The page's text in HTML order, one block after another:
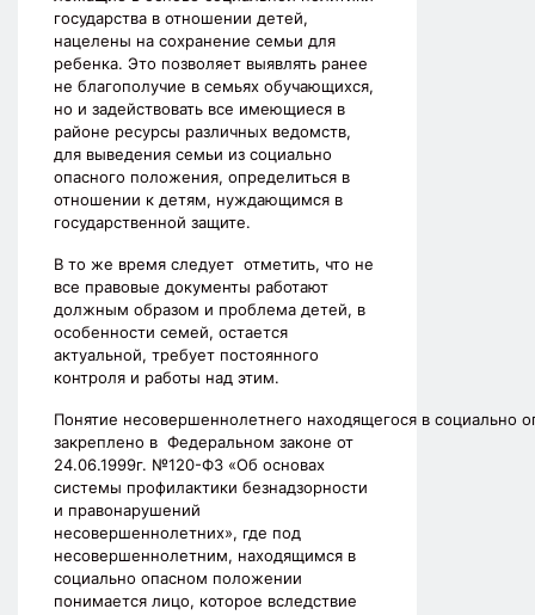
государства в отношении детей,
нацелены на сохранение семьи для
ребенка. Это позволяет выявлять ранее
не благополучие в семьях обучающихся,
но и задействовать все имеющиеся в
районе ресурсы различных ведомств,
для выведения семьи из социально
опасного положения, определиться в
отношении к детям, нуждающимся в
государственной защите.
В то же время следует отметить, что не
все правовые документы работают
должным образом и проблема детей, в
особенности семей, остается
актуальной, требует постоянного
контроля и работы над этим.
Понятие несовершеннолетнего находящегося в социально
закреплено в Федеральном законе от
24.06.1999г. №120-ФЗ «Об основах
системы профилактики безнадзорности
и правонарушений
несовершеннолетних», где под
несовершеннолетним, находящимся в
социально опасном положении
понимается лицо, которое вследствие